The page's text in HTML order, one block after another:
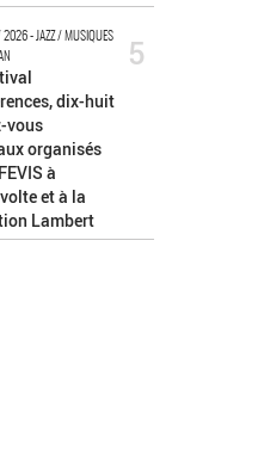
- JAZZ / MUSIQUES
dix-huit
vous
organisés
à
et à la
Lambert
5